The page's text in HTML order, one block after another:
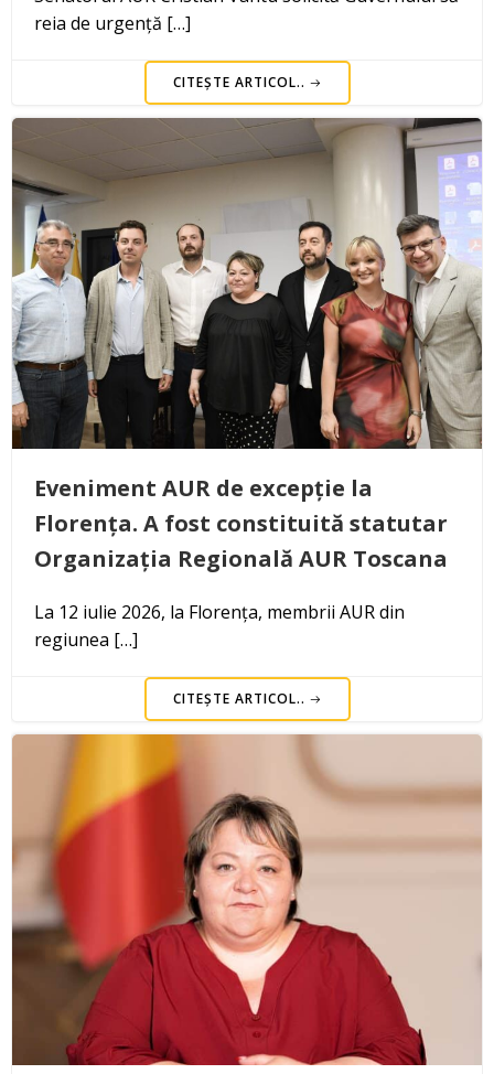
reia de urgență […]
CITEȘTE ARTICOL..
Eveniment AUR de excepție la
Florența. A fost constituită statutar
Organizația Regională AUR Toscana
La 12 iulie 2026, la Florența, membrii AUR din
regiunea […]
CITEȘTE ARTICOL..